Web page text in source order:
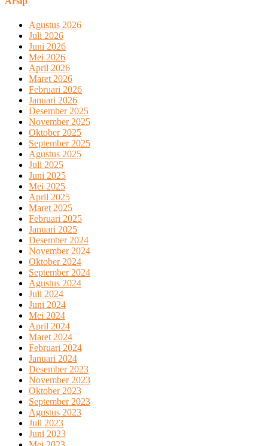
Agustus 2026
Juli 2026
Juni 2026
Mei 2026
April 2026
Maret 2026
Februari 2026
Januari 2026
Desember 2025
November 2025
Oktober 2025
September 2025
Agustus 2025
Juli 2025
Juni 2025
Mei 2025
April 2025
Maret 2025
Februari 2025
Januari 2025
Desember 2024
November 2024
Oktober 2024
September 2024
Agustus 2024
Juli 2024
Juni 2024
Mei 2024
April 2024
Maret 2024
Februari 2024
Januari 2024
Desember 2023
November 2023
Oktober 2023
September 2023
Agustus 2023
Juli 2023
Juni 2023